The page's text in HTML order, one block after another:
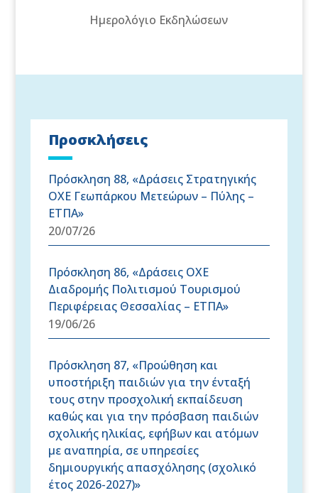
Ημερολόγιο Εκδηλώσεων
Προσκλήσεις
Πρόσκληση 88, «Δράσεις Στρατηγικής
ΟΧΕ Γεωπάρκου Μετεώρων – Πύλης –
ΕΤΠΑ»
20/07/26
Πρόσκληση 86, «Δράσεις OXE
Διαδρομής Πολιτισμού Τουρισμού
Περιφέρειας Θεσσαλίας – ΕΤΠΑ»
19/06/26
Πρόσκληση 87, «Προώθηση και
υποστήριξη παιδιών για την ένταξή
τους στην προσχολική εκπαίδευση
καθώς και για την πρόσβαση παιδιών
σχολικής ηλικίας, εφήβων και ατόμων
με αναπηρία, σε υπηρεσίες
δημιουργικής απασχόλησης (σχολικό
έτος 2026-2027)»